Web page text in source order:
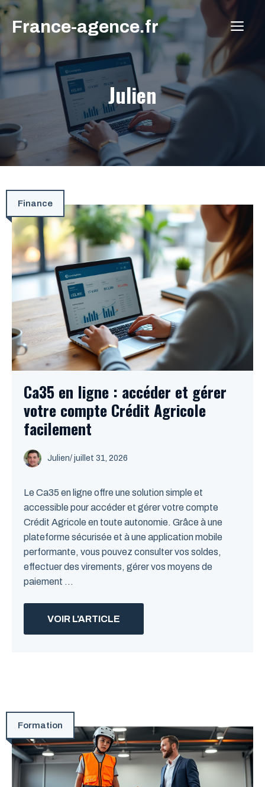
Aller
au
contenu
France-agence.fr
Julien
Finance
Ca35 en ligne : accéder et gérer
votre compte Crédit Agricole
facilement
Julien/ juillet 31, 2026
Le Ca35 en ligne offre une solution simple et
accessible pour accéder et gérer votre compte
Crédit Agricole en toute autonomie. Grâce à une
plateforme sécurisée et à une application mobile
performante, vous pouvez consulter vos soldes,
effectuer des virements, gérer vos moyens de
paiement ...
VOIR L'ARTICLE
Formation